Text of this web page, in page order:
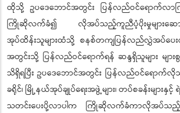
ထိုသို့ ဥပဒေဘောင်အတွင်း ပြန်လည်ဝင်ရောက်လာက
ကြိုဆိုလက်ခံ၍ လိုအပ်သည့်ကူညီပံ့ပိုးမှုများဆေ
အုပ်ထိန်းသူများထံသို့ စနစ်တကျပြန်လည်လွှဲအပ်ပေး
အတွင်းသို့ ပြန်လည်ဝင်ရောက်ရန် ဆန္ဒရှိသူများ များစွ
သိရှိရပြီး ဥပဒေဘောင်အတွင်း ပြန်လည်ဝင်ရောက်လိုသူ
ခရိုင်၊ မြို့နယ်အုပ်ချုပ်ရေးအဖွဲ့များ၊ တပ်စခန်းများ
သတင်းပေးပို့လာပါက ကြိုဆိုလက်ခံကာလိုအပ်သ